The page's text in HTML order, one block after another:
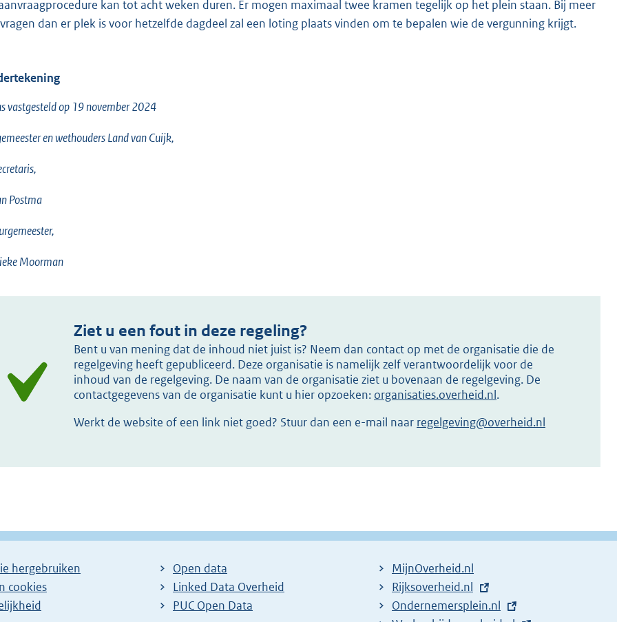
t
e
kan tot acht weken duren. Er mogen maximaal twee kramen tegelijk op het plein staan. Bij meer
dan er plek is voor hetzelfde dagdeel zal een loting plaats vinden om te bepalen wie de vergunning krijgt.
vastgesteld op 19 november 2024
en wethouders Land van Cuijk,
Postma
Moorman
Ziet u een fout in deze regeling?
Bent u van mening dat de inhoud niet juist is? Neem dan contact op met de organisatie die de
regelgeving heeft gepubliceerd. Deze organisatie is namelijk zelf verantwoordelijk voor de
inhoud van de regelgeving. De naam van de organisatie ziet u bovenaan de regelgeving. De
contactgegevens van de organisatie kunt u hier opzoeken: organisaties.overheid.nl.
Werkt de website of een link niet goed? Stuur dan een e-mail naar regelgeving@overheid.nl
hergebruiken
cookies
Open data
Linked Data Overheid
PUC Open Data
MijnOverheid.nl
E
x
Rijksoverheid.nl
E
Ondernemersplein.nl